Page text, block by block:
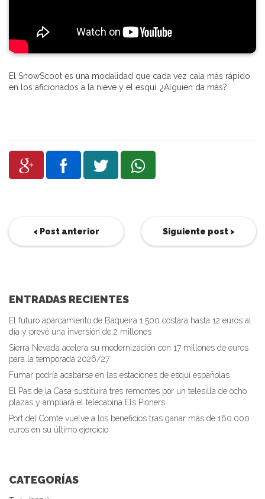
El SnowScoot es una modalidad que cada vez cala más rápido
en los aficionados a la nieve y el esquí. ¿Alguien da más?
< Post anterior Siguiente post >
ENTRADAS RECIENTES
El futuro aparcamiento de Baqueira 1.500 costará hasta 12 euros al
día y prevé una inversión de 2 millones
Sierra Nevada acelera su modernización con 17 millones de euros
para la temporada 2026/27
Fumar podría acabarse en las estaciones de esquí españolas
El Pas de la Casa sustituirá tres remontes por un telesilla de ocho
plazas y ampliará el telecabina Els Pioners
Port del Comte vuelve a los beneficios tras ganar más de 160.000
euros en su último ejercicio
CATEGORÍAS